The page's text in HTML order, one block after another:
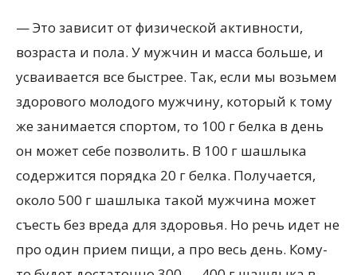
— Это зависит от физической активности,
возраста и пола. У мужчин и масса больше, и
усваивается все быстрее. Так, если мы возьмем
здорового молодого мужчину, который к тому
же занимается спортом, то 100 г белка в день
он может себе позволить. В 100 г шашлыка
содержится порядка 20 г белка. Получается,
около 500 г шашлыка такой мужчина может
съесть без вреда для здоровья. Но речь идет не
про один прием пищи, а про весь день. Кому-